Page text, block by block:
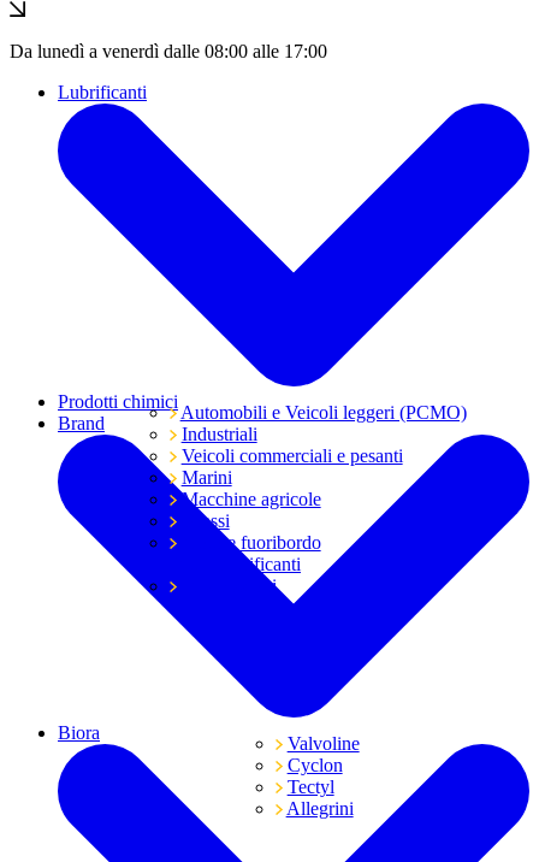
Da lunedì a venerdì dalle 08:00 alle 17:00
Lubrificanti
Automobili e Veicoli leggeri (PCMO)
Industriali
Veicoli commerciali e pesanti
Marini
Macchine agricole
Grassi
Moto e fuoribordo
Tutti i lubrificanti
Trasmissioni
Prodotti chimici
Brand
Valvoline
Cyclon
Tectyl
Allegrini
Biora